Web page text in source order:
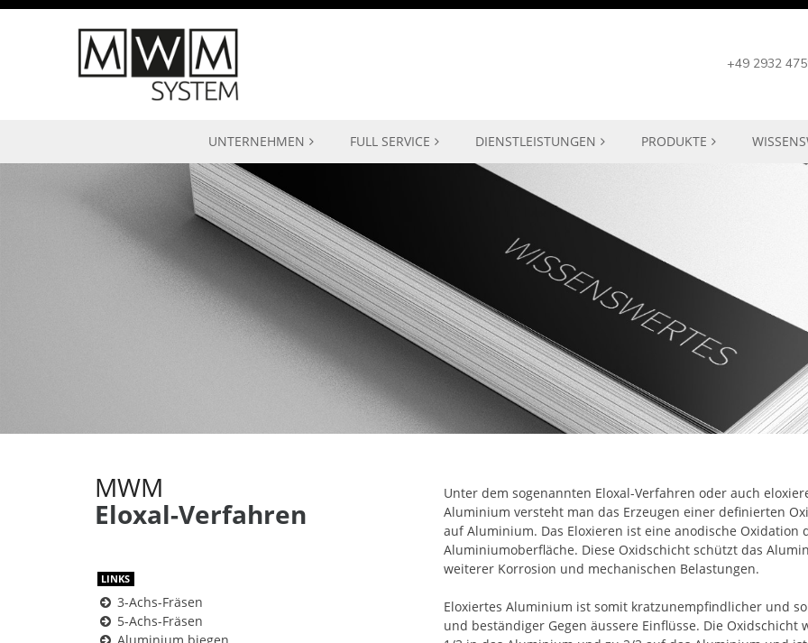
+49 2932
UNTERNEHMEN FULL SERVICE DIENSTLEISTUNGEN PRODUKTE
MWM
Eloxal-Verfahren
LINKS
3-Achs-Fräsen
5-Achs-Fräsen
Aluminium biegen
Unter dem sogenannten Eloxal-Verfahren oder auch
Aluminium versteht man das Erzeugen einer definierten
auf Aluminium. Das Eloxieren ist eine anodische Oxidation
Aluminiumoberfläche. Diese Oxidschicht schützt das
weiterer Korrosion und mechanischen Belastungen.
Eloxiertes Aluminium ist somit kratzunempfindlicher und
und beständiger Gegen äussere Einflüsse. Die Oxidschicht